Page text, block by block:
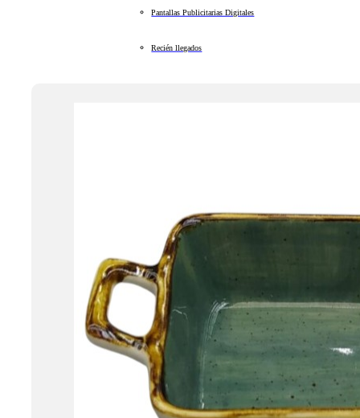
Pantallas Publicitarias Digitales
Recién llegados